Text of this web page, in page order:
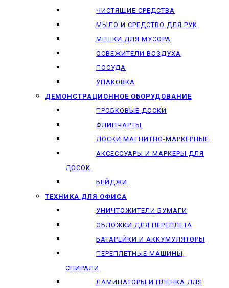
ЧИСТЯЩИЕ СРЕДСТВА
МЫЛО И СРЕДСТВО ДЛЯ РУК
МЕШКИ ДЛЯ МУСОРА
ОСВЕЖИТЕЛИ ВОЗДУХА
ПОСУДА
УПАКОВКА
ДЕМОНСТРАЦИОННОЕ ОБОРУДОВАНИЕ
ПРОБКОВЫЕ ДОСКИ
ФЛИПЧАРТЫ
ДОСКИ МАГНИТНО-МАРКЕРНЫЕ
АКСЕССУАРЫ И МАРКЕРЫ ДЛЯ
ДОСОК
БЕЙДЖИ
ТЕХНИКА ДЛЯ ОФИСА
УНИЧТОЖИТЕЛИ БУМАГИ
ОБЛОЖКИ ДЛЯ ПЕРЕПЛЕТА
БАТАРЕЙКИ И АККУМУЛЯТОРЫ
ПЕРЕПЛЕТНЫЕ МАШИНЫ,
СПИРАЛИ
ЛАМИНАТОРЫ И ПЛЕНКА ДЛЯ